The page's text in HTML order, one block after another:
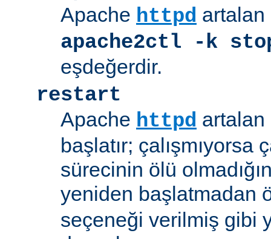
Apache httpd artalan
apache2ctl -k
eşdeğerdir.
restart
Apache httpd
başlatır; çalışmıyorsa
sürecinin ölü
yeniden başlatmadan
seçeneği verilmiş gibi